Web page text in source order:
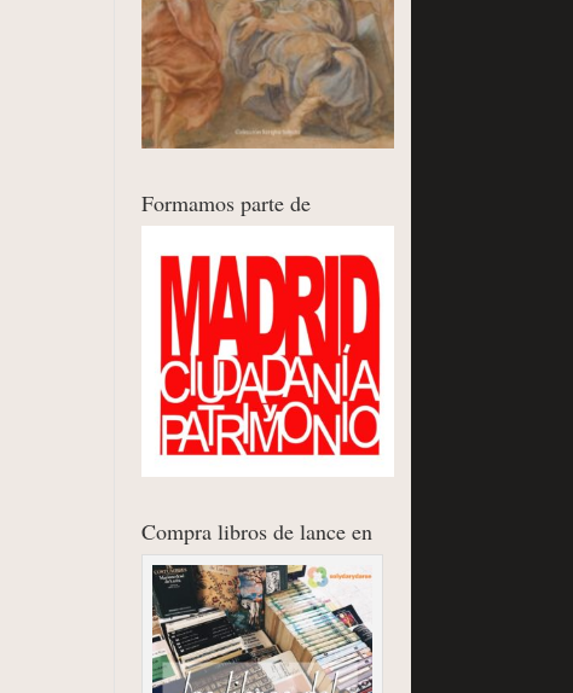
Formamos parte de
Compra libros de lance en